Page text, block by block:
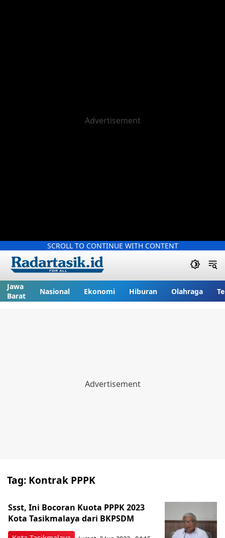
SCROLL TO CONTINUE WITH CONTENT
Jawa
Barat
Nasional Ekonomi Hiburan Olahraga
Tag: Kontrak PPPK
Ssst, Ini Bocoran Kuota PPPK 2023
Kota Tasikmalaya dari BKPSDM